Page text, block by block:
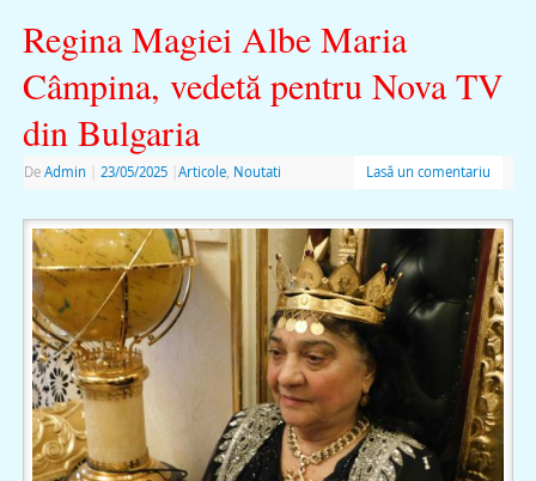
Regina Magiei Albe Maria
Câmpina, vedetă pentru Nova TV
din Bulgaria
De Admin 23/05/2025 Articole, Noutati Lasă un comentariu